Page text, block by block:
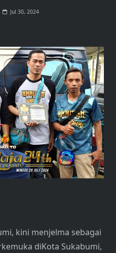
Jul 30, 2024
kini menjelma sebagai
diKota Sukabumi,